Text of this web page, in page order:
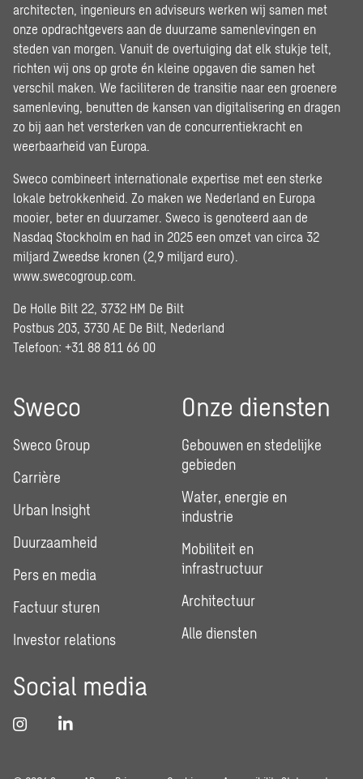
architecten, ingenieurs en adviseurs werken wij samen met
onze opdrachtgevers aan de duurzame samenlevingen en
steden van morgen. Vanuit de overtuiging dat elk stukje telt,
richten wij ons op grote én kleine opgaven die samen het
verschil maken. We faciliteren de transitie naar een groenere
samenleving, benutten de kansen van digitalisering en dragen
zo bij aan het versterken van de concurrentiekracht en
weerbaarheid van Europa.
Sweco combineert internationale expertise met een sterke
lokale betrokkenheid. Zo maken we Nederland en Europa
mooier, beter en duurzamer. Sweco is genoteerd aan de
Nasdaq Stockholm en had in 2025 een omzet van circa 32
miljard Zweedse kronen (2,9 miljard euro).
www.swecogroup.com
De Holle Bilt 22, 3732 HM De Bilt
Postbus 203, 3730 AE De Bilt, Nederland
Telefoon: +31 88 811 66 00
Sweco
Sweco Group
Carrière
Urban Insight
Duurzaamheid
Pers en media
Factuur sturen
Investor relations
Onze diensten
Gebouwen en stedelijke
gebieden
Water, energie en
industrie
Mobiliteit en
infrastructuur
Architectuur
Alle diensten
Social media